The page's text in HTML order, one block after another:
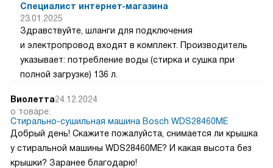
Специалист интернет-магазина
23.01.2025
Здравствуйте, шланги для подключения
и электропровод входят в комплект. Производитель
указывает: потребление воды (стирка и сушка при
полной загрузке) 136 л.
Виолетта24.12.2024
о товаре:
Стирально-сушильная машина Bosch WDS28460ME
Добрый день! Скажите пожалуйста, снимается ли крышка
у стиральной машины WDS28460ME? И какая высота без
крышки? Заранее благодарю!